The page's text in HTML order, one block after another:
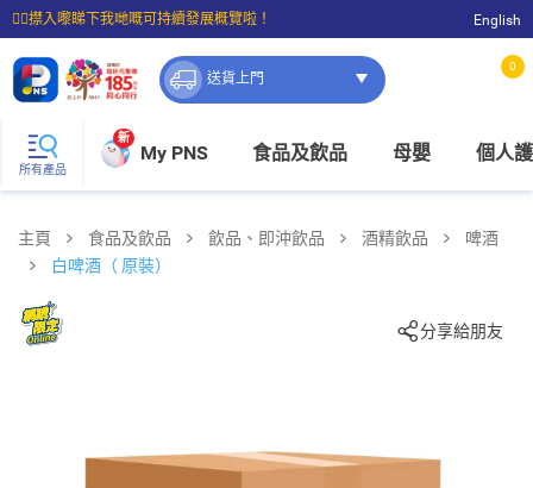
☝🏼㩒入嚟睇下我哋嘅可持續發展概覽啦！
⭐購物滿$399即享免費送貨；滿$100即可免費店取。
English
送貨上門
0
所有產品
新
My PNS 食品及飲品 母嬰 個人
主頁 食品及飲品 飲品、即沖飲品 酒精飲品
啤酒
白啤酒（ 原裝）
分享給朋友